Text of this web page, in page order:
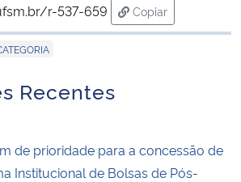
r-537-659
Copiar
para área de
Recentes
de prioridade para a concessão de
Institucional de Bolsas de Pós-